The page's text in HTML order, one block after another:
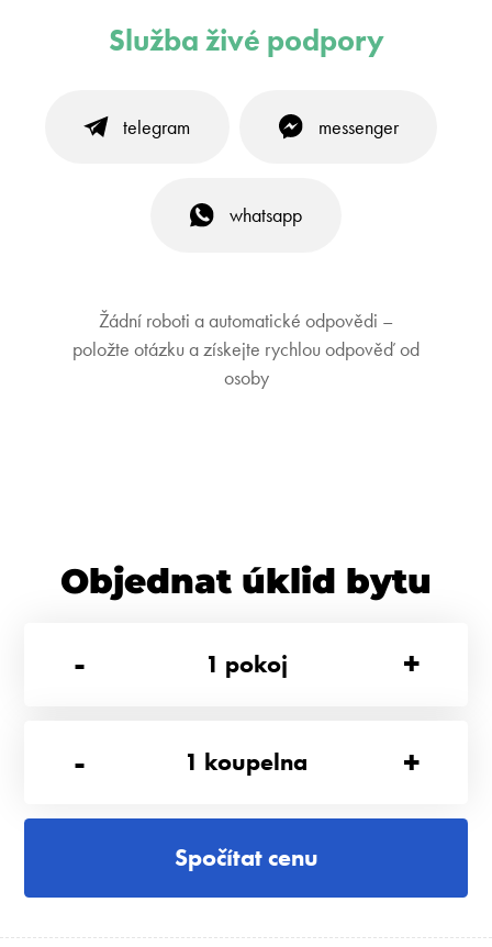
Služba živé podpory
telegram messenger
whatsapp
Žádní roboti a automatické odpovědi –
položte otázku a získejte rychlou odpověď od
osoby
Objednat úklid bytu
-
1 pokoj +
- 1 koupelna +
Spočítat cenu